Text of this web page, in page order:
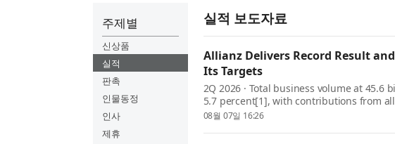
주제별
신상품
실적
판촉
인물동정
인사
제휴
실적 보도자료
Allianz Delivers Record Result
Its Targets
2Q 2026 · Total business volume at
5.7 percent[1], with contributions from
delivers excellent growth. · Operating
08월 07일 16:26